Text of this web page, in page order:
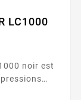
LC1000
maîtrisant